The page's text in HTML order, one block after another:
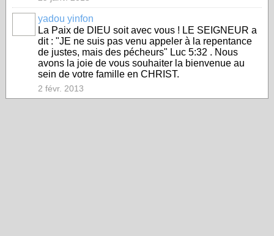
yadou yinfon
La Paix de DIEU soit avec vous ! LE SEIGNEUR a
dit : "JE ne suis pas venu appeler à la repentance
de justes, mais des pécheurs" Luc 5:32 . Nous
avons la joie de vous souhaiter la bienvenue au
sein de votre famille en CHRIST.
2 févr. 2013